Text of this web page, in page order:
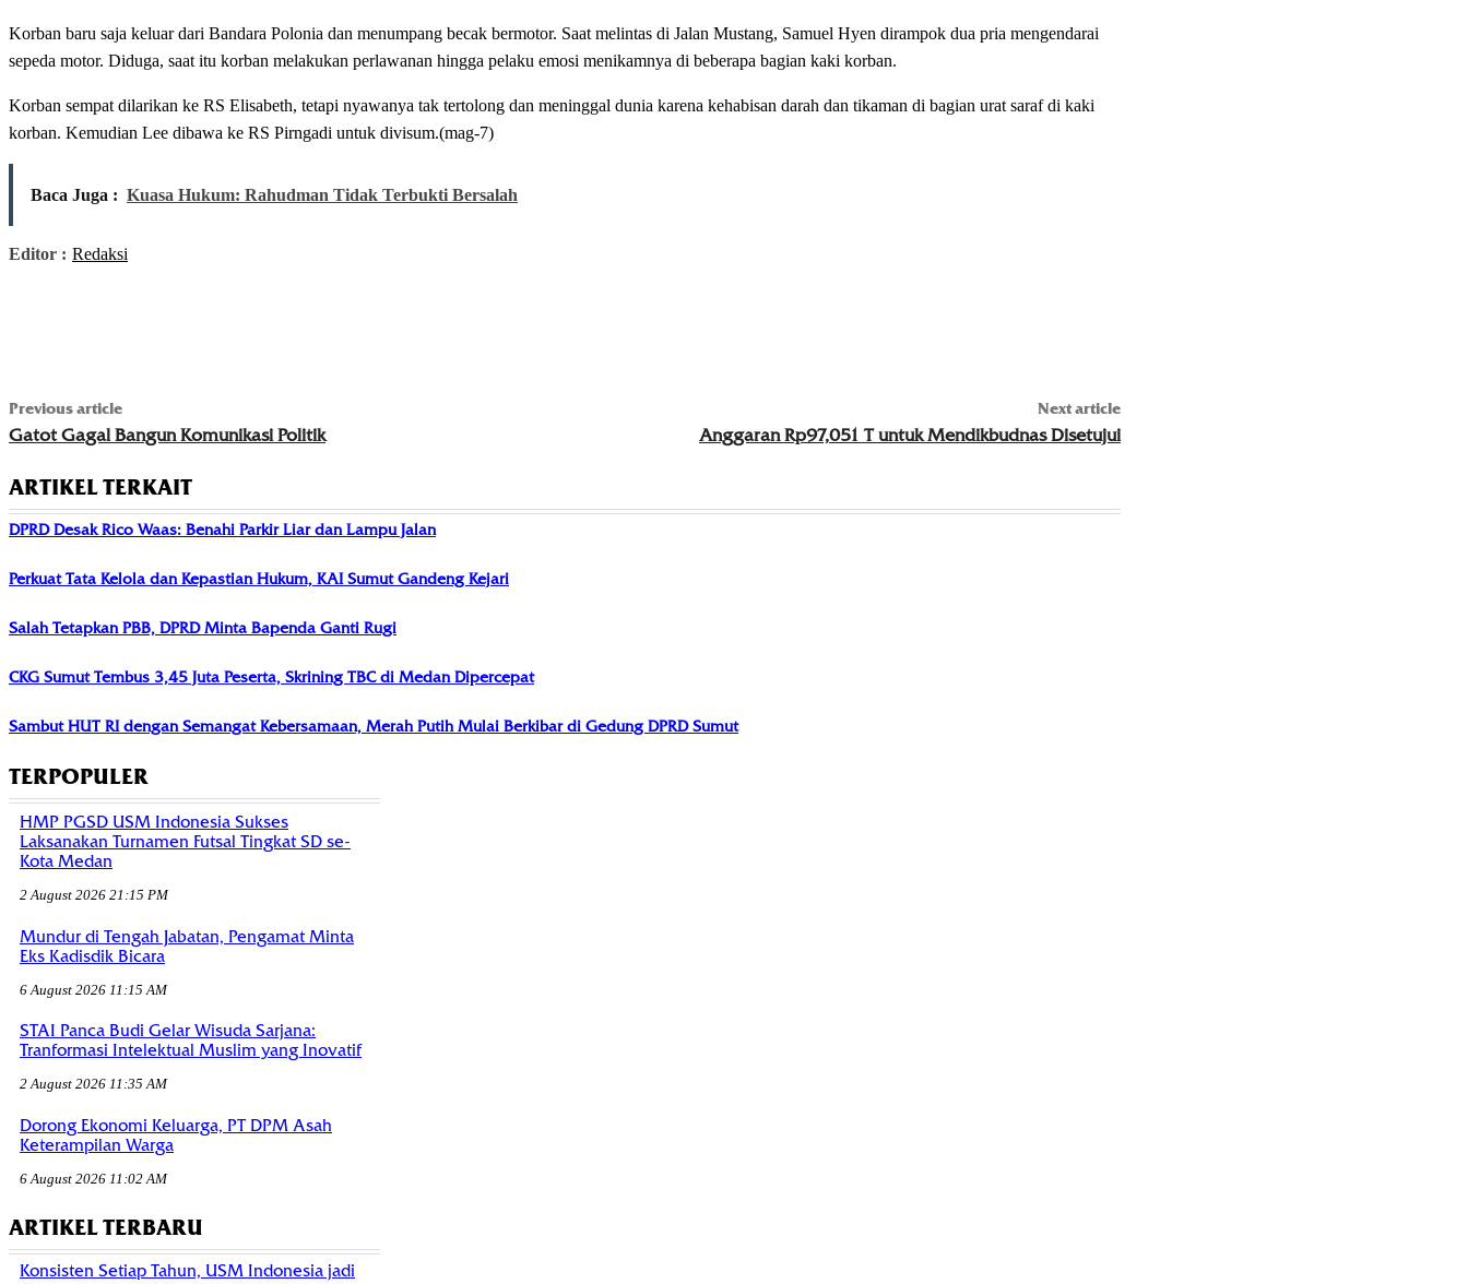
Korban baru saja keluar dari Bandara Polonia dan menumpang becak bermotor. Saat melintas di Jalan Mustang, Samuel Hyen dirampok dua pria mengendarai
sepeda motor. Diduga, saat itu korban melakukan perlawanan hingga pelaku emosi menikamnya di beberapa bagian kaki korban.
Korban sempat dilarikan ke RS Elisabeth, tetapi nyawanya tak tertolong dan meninggal dunia karena kehabisan darah dan tikaman di bagian urat saraf di kaki
korban. Kemudian Lee dibawa ke RS Pirngadi untuk divisum.(mag-7)
Baca Juga : Kuasa Hukum: Rahudman Tidak Terbukti Bersalah
Editor : Redaksi
Previous article
Gatot Gagal Bangun Komunikasi Politik
Next article
Anggaran Rp97,051 T untuk Mendikbudnas Disetujui
ARTIKEL TERKAIT
DPRD Desak Rico Waas: Benahi Parkir Liar dan Lampu Jalan
Perkuat Tata Kelola dan Kepastian Hukum, KAI Sumut Gandeng Kejari
Salah Tetapkan PBB, DPRD Minta Bapenda Ganti Rugi
CKG Sumut Tembus 3,45 Juta Peserta, Skrining TBC di Medan Dipercepat
Sambut HUT RI dengan Semangat Kebersamaan, Merah Putih Mulai Berkibar di Gedung DPRD Sumut
TERPOPULER
HMP PGSD USM Indonesia Sukses
Laksanakan Turnamen Futsal Tingkat SD se-
Kota Medan
2 August 2026 21:15 PM
Mundur di Tengah Jabatan, Pengamat Minta
Eks Kadisdik Bicara
6 August 2026 11:15 AM
STAI Panca Budi Gelar Wisuda Sarjana:
Tranformasi Intelektual Muslim yang Inovatif
2 August 2026 11:35 AM
Dorong Ekonomi Keluarga, PT DPM Asah
Keterampilan Warga
6 August 2026 11:02 AM
ARTIKEL TERBARU
Konsisten Setiap Tahun, USM Indonesia jadi